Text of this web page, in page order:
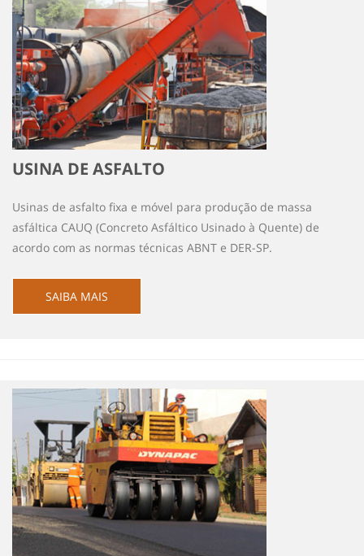
USINA DE ASFALTO
Usinas de asfalto fixa e móvel para produção de massa
asfáltica CAUQ (Concreto Asfáltico Usinado à Quente) de
acordo com as normas técnicas ABNT e DER-SP.
SAIBA MAIS